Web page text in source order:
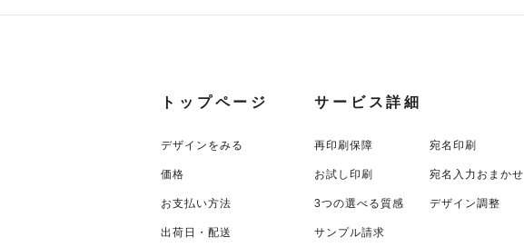
トップページ
デザインをみる
価格
お支払い方法
出荷日・配送
サービス詳細
再印刷保障 宛名印刷
お試し印刷 宛名入力おまかせ
3つの選べる質感 デザイン調整
サンプル請求